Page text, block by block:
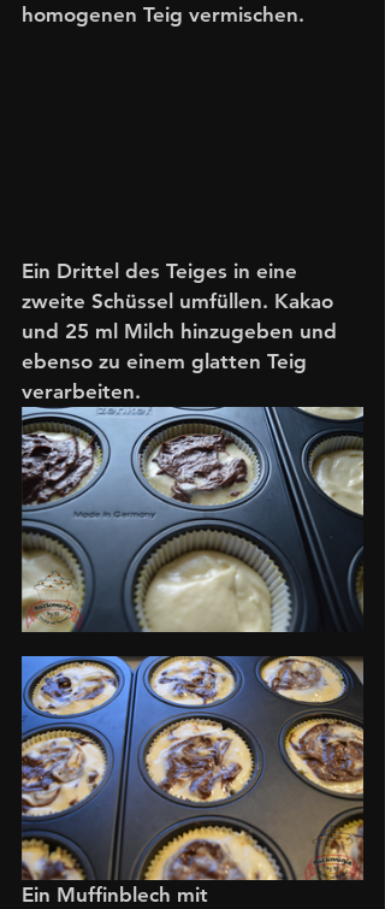
homogenen Teig vermischen.
Ein Drittel des Teiges in eine
zweite Schüssel umfüllen. Kakao
und 25 ml Milch hinzugeben und
ebenso zu einem glatten Teig
verarbeiten.
Ein Muffinblech mit